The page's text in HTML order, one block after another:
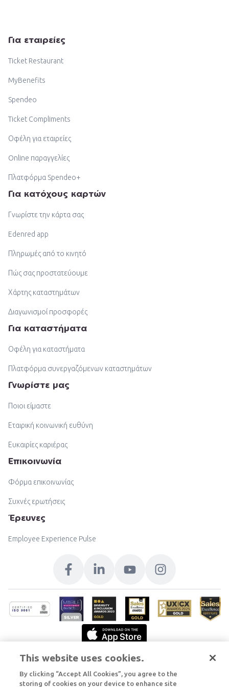
Για εταιρείες
Ticket Restaurant
MyBenefits
Spendeo
Ticket Compliments
Οφέλη για εταιρείες
Online παραγγελίες
Πλατφόρμα Spendeo+
Για κατόχους καρτών
Γνωρίστε την κάρτα σας
Edenred app
Πληρωμές από το κινητό
Πώς σας προστατεύουμε
Χάρτης καταστημάτων
Διαγωνισμοί προσφορές
Για καταστήματα
Οφέλη για καταστήματα
Πλατφόρμα συνεργαζόμενων καταστημάτων
Γνωρίστε μας
Ποιοι είμαστε
Εταιρική κοινωνική ευθύνη
Ευκαιρίες καριέρας
Επικοινωνία
Φόρμα επικοινωνίας
Συχνές ερωτήσεις
Έρευνες
Employee Experience Pulse
This website uses cookies.
By clicking “Accept All Cookies”, you agree to the
storing of cookies on your device to enhance site